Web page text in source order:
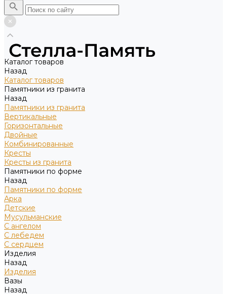
Каталог товаров
Назад
Каталог товаров
Памятники из гранита
Назад
Памятники из гранита
Вертикальные
Горизонтальные
Двойные
Комбинированные
Кресты
Кресты из гранита
Памятники по форме
Назад
Памятники по форме
Арка
Детские
Мусульманские
С ангелом
С лебедем
С сердцем
Изделия
Назад
Изделия
Вазы
Назад